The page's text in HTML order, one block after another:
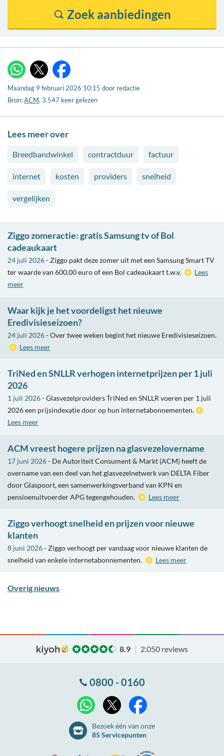
WhatsApp
X Facebook
Maandag 9 februari 2026 10:15 door redactie
Bron:ACM, 3.547 keer gelezen
Lees meer over
Breedbandwinkel contractduur factuur
internet kosten providers snelheid
vergelijken
Ziggo zomeractie: gratis Samsung tv of Bol
cadeaukaart
24 juli 2026- Ziggo pakt deze zomer uit met een Samsung Smart TV
ter waarde van 600,00 euro of een Bol cadeaukaart t.w.v.
Lees
meer
Waar kijk je het voordeligst het nieuwe
Eredivisieseizoen?
24 juli 2026- Over twee weken begint het nieuwe Eredivisieseizoen.
Lees meer
TriNed en SNLLR verhogen internetprijzen per 1 juli
2026
1 juli 2026- Glasvezelproviders TriNed en SNLLR voeren per 1 juli
2026 een prijsindexatie door op hun internetabonnementen.
Lees meer
ACM vreest hogere prijzen na glasvezelovername
17 juni 2026- De Autoriteit Consument & Markt (ACM) heeft de
overname van een deel van het glasvezelnetwerk van DELTA Fiber
door Glaspoort, een samenwerkingsverband van KPN en
pensioenuitvoerder APG tegengehouden.
Lees meer
Ziggo verhoogt snelheid en prijzen voor nieuwe
klanten
8 juni 2026- Ziggo verhoogt per vandaag voor nieuwe klanten de
snelheid van enkele internetabonnementen.
Lees meer
Overig nieuws
8.9 2.050 reviews
0800 - 0160
WhatsApp
Bezoek één van onze
85 Servicepunten